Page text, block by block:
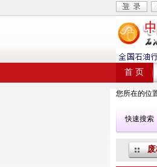
首 页
您所在的位
快速搜索